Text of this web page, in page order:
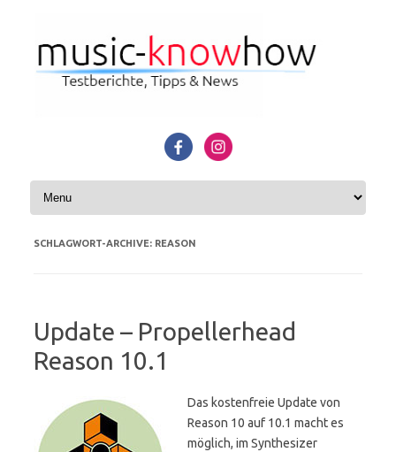
Zum Inhalt springen
SCHLAGWORT-ARCHIVE: REASON
Update – Propellerhead
Reason 10.1
Das kostenfreie Update von
Reason 10 auf 10.1 macht es
möglich, im Synthesizer